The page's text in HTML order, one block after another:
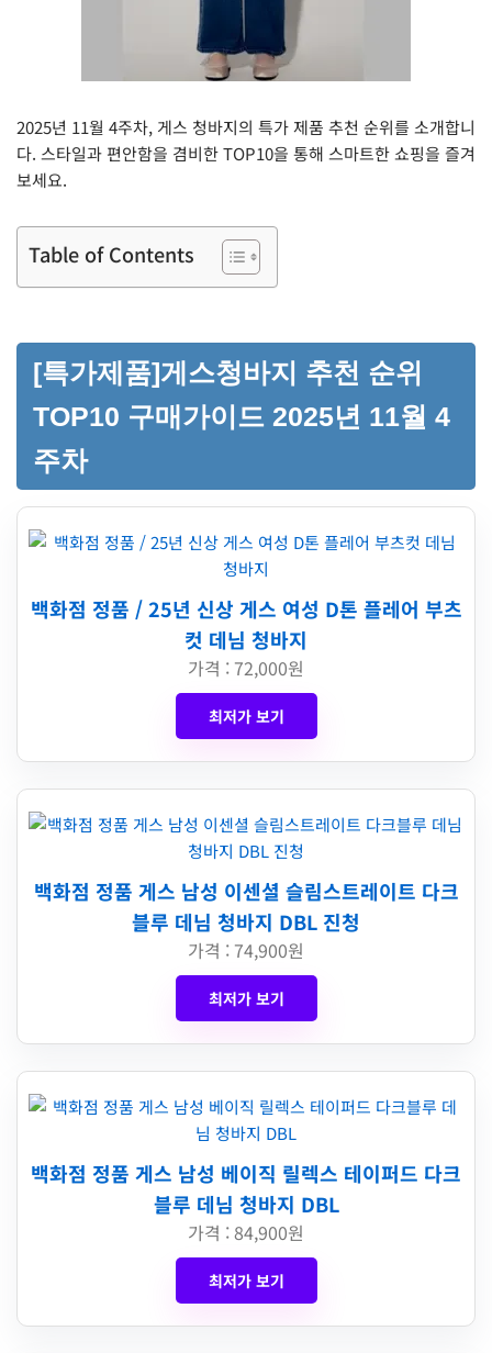
2025년 11월 4주차, 게스 청바지의 특가 제품 추천 순위를 소개합니
다. 스타일과 편안함을 겸비한 TOP10을 통해 스마트한 쇼핑을 즐겨
보세요.
Table of Contents
[특가제품]게스청바지 추천 순위
TOP10 구매가이드 2025년 11월 4
주차
백화점 정품 / 25년 신상 게스 여성 D톤 플레어 부츠
컷 데님 청바지
가격 : 72,000원
최저가 보기
백화점 정품 게스 남성 이센셜 슬림스트레이트 다크
블루 데님 청바지 DBL 진청
가격 : 74,900원
최저가 보기
백화점 정품 게스 남성 베이직 릴렉스 테이퍼드 다크
블루 데님 청바지 DBL
가격 : 84,900원
최저가 보기